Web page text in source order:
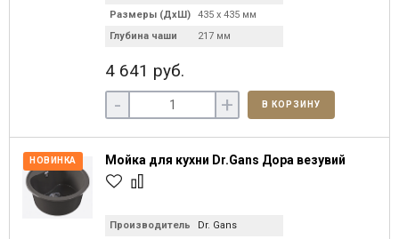
Размеры (ДхШ)
435 х 435 мм
Глубина чаши
217 мм
4 641 руб.
- + В КОРЗИНУ
НОВИНКА Мойка для кухни Dr.Gans Дора везувий
Производитель
Dr. Gans